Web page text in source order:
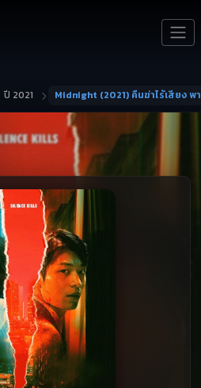
ปี 2021 Midnight (2021) คืนฆ่าไร้เสียง พ